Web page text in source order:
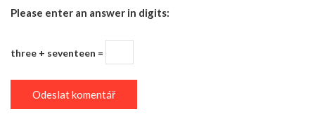
Please enter an answer in digits:
three + seventeen =